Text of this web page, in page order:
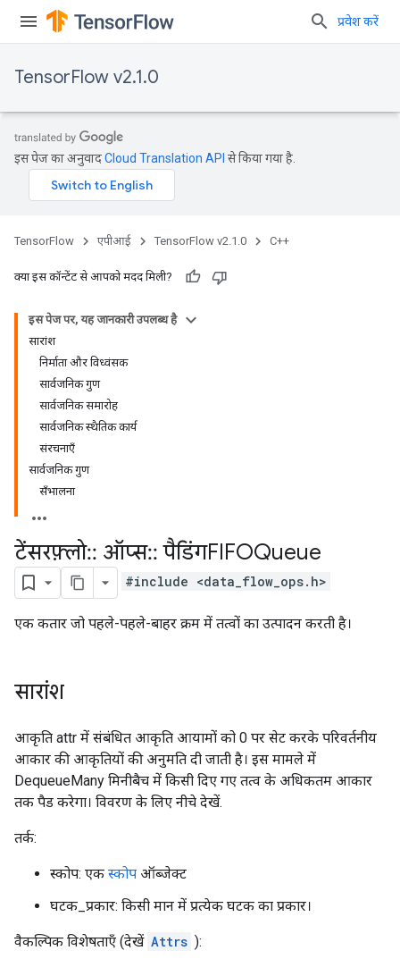
प्रवेश करें
TensorFlow v2.1.0
इस पेज का अनुवादCloud Translation API से किया गया है.
TensorFlow एपीआई TensorFlow v2.1.0 C++
क्या इस कॉन्टेंट से आपको मदद मिली?
इस पेज पर, यह जानकारी उपलब्ध है
सारांश
निर्माता और विध्वंसक
सार्वजनिक गुण
सार्वजनिक समारोह
सार्वजनिक स्थैतिक कार्य
संरचनाएँ
सार्वजनिक गुण
सँभालना
टेंसरफ़्लो:: ऑप्स:: पैडिंगFIFOQueue
#include <data_flow_ops.h>
एक कतार जो पहले-पहले-बाहर क्रम में तत्वों का उत्पादन करती है।
सारांश
आकृति attr में संबंधित आकृति आयामों को 0 पर सेट करके परिवर्तनीय
आकार की आकृतियों की अनुमति दी जाती है। इस मामले में
DequeueMany मिनीबैच में किसी दिए गए तत्व के अधिकतम आकार
तक पैड करेगा। विवरण के लिए नीचे देखें.
तर्क:
स्कोप: एक स्कोप ऑब्जेक्ट
घटक_प्रकार: किसी मान में प्रत्येक घटक का प्रकार।
वैकल्पिक विशेषताएँ (देखें Attrs ):